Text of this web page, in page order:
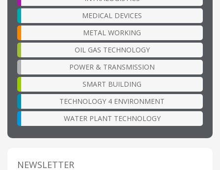
MEDICAL DEVICES
METAL WORKING
OIL GAS TECHNOLOGY
POWER & TRANSMISSION
SMART BUILDING
TECHNOLOGY 4 ENVIRONMENT
WATER PLANT TECHNOLOGY
NEWSLETTER